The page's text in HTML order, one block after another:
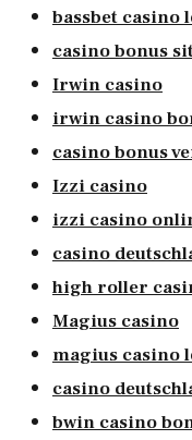
bassbet casino
casino bonus
Irwin casino
irwin casino
casino bonus
Izzi casino
izzi casino
casino
high roller
Magius casino
magius casino
casino
bwin casino